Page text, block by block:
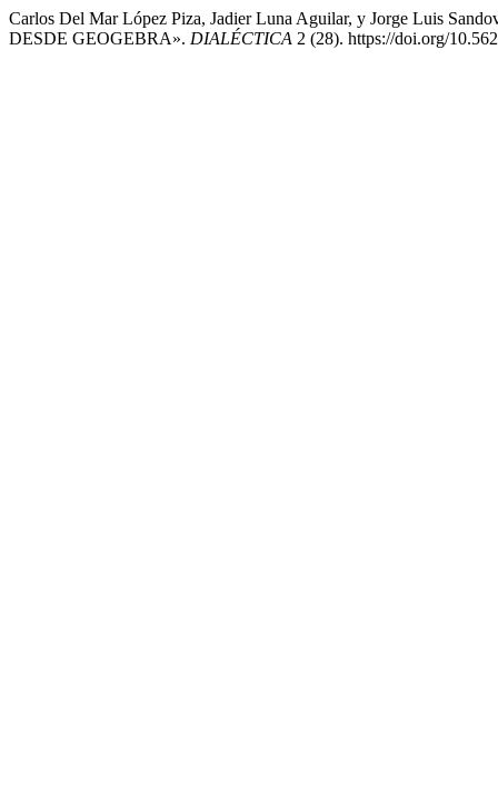
Carlos Del Mar López Piza, Jadier Luna Aguilar, y Jorge Luis
DESDE GEOGEBRA». DIALÉCTICA 2 (28). https://doi.org/